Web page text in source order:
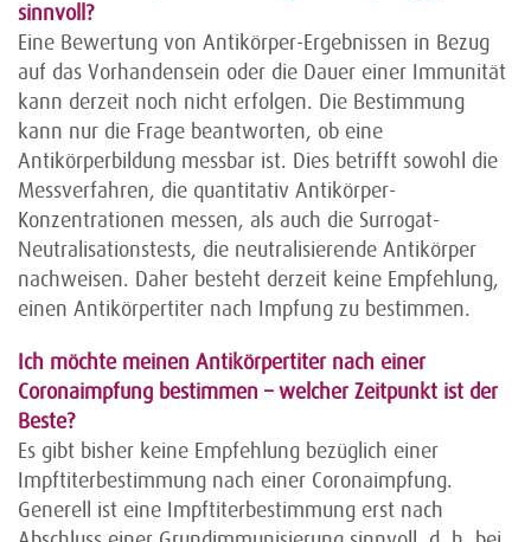
sinnvoll?
Eine Bewertung von Antikörper-Ergebnissen in Bezug
auf das Vorhandensein oder die Dauer einer Immunität
kann derzeit noch nicht erfolgen. Die Bestimmung
kann nur die Frage beantworten, ob eine
Antikörperbildung messbar ist. Dies betrifft sowohl die
Messverfahren, die quantitativ Antikörper-
Konzentrationen messen, als auch die Surrogat-
Neutralisationstests, die neutralisierende Antikörper
nachweisen. Daher besteht derzeit keine Empfehlung,
einen Antikörpertiter nach Impfung zu bestimmen.
Ich möchte meinen Antikörpertiter nach einer
Coronaimpfung bestimmen – welcher Zeitpunkt ist der
Beste?
Es gibt bisher keine Empfehlung bezüglich einer
Impftiterbestimmung nach einer Coronaimpfung.
Generell ist eine Impftiterbestimmung erst nach